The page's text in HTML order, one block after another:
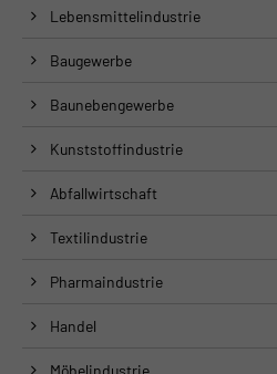
Lebensmittelindustrie
Baugewerbe
Baunebengewerbe
Kunststoffindustrie
Abfallwirtschaft
Textilindustrie
Pharmaindustrie
Handel
Möbelindustrie